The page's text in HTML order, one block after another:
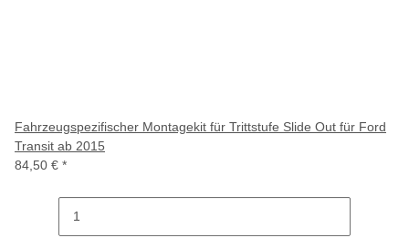
Fahrzeugspezifischer Montagekit für Trittstufe Slide Out für Ford
Transit ab 2015
84,50 € *